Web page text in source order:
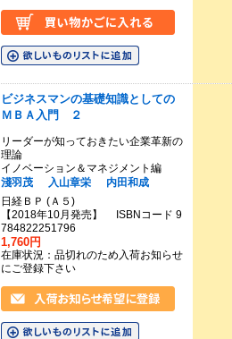
ビジネスマンの基礎知識としての
ＭＢＡ入門 ２
リーダーが知っておきたい企業革新の
理論
イノベーション＆マネジメント編
淺羽茂
入山章栄
内田和成
日経ＢＰ (Ａ５)
【2018年10月発売】 ISBNコード 9
784822251796
1,760円
在庫状況：品切れのため入荷お知らせ
にご登録下さい